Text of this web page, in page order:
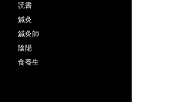
読書
鍼灸
鍼灸師
陰陽
食養生